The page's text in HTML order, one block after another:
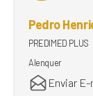
Pedro
PREDIMED PLUS
Alenquer
Enviar E-